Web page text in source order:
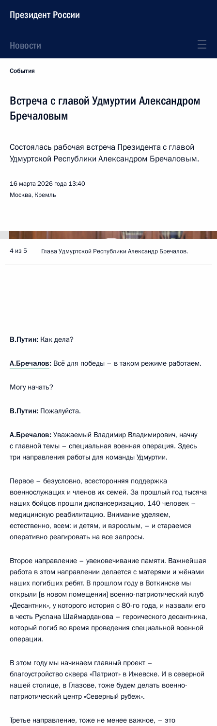
Президент России
Новости
События
Встреча с главой Удмуртии Александром
Бречаловым
Состоялась рабочая встреча Президента с главой
Удмуртской Республики Александром Бречаловым.
16 марта 2026 года 13:40
Москва, Кремль
4 из 5 Глава Удмуртской Республики Александр Бречалов.
В.Путин: Как дела?
А.Бречалов: Всё для победы – в таком режиме работаем.
Могу начать?
В.Путин: Пожалуйста.
А.Бречалов: Уважаемый Владимир Владимирович, начну
с главной темы – специальная военная операция. Здесь
три направления работы для команды Удмуртии.
Первое – безусловно, всесторонняя поддержка
военнослужащих и членов их семей. За прошлый год тысяча
наших бойцов прошли диспансеризацию, 140 человек –
медицинскую реабилитацию. Внимание уделяем,
естественно, всем: и детям, и взрослым, – и стараемся
оперативно реагировать на все запросы.
Второе направление – увековечивание памяти. Важнейшая
работа в этом направлении делается с матерями и жёнами
наших погибших ребят. В прошлом году в Воткинске мы
открыли [в новом помещении] военно-патриотический клуб
«Десантник», у которого история с 80-го года, и назвали его
в честь Руслана Шаймарданова – героического десантника,
который погиб во время проведения специальной военной
операции.
В этом году мы начинаем главный проект –
благоустройство сквера «Патриот» в Ижевске. И в северной
нашей столице, в Глазове, тоже будем делать военно-
патриотический центр «Северный рубеж».
Третье направление, тоже не менее важное, – это